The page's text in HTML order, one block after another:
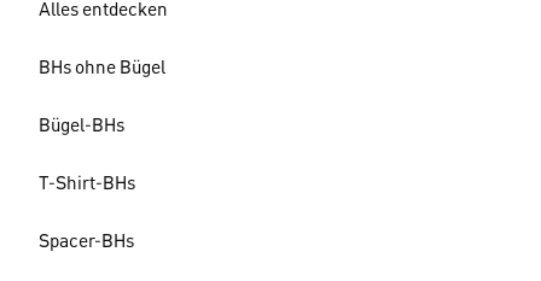
Alles entdecken
BHs ohne Bügel
Bügel-BHs
T-Shirt-BHs
Spacer-BHs